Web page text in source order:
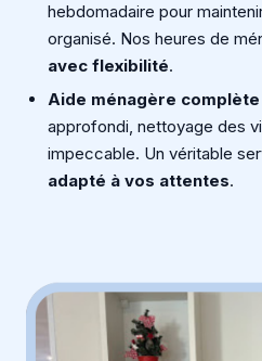
hebdomadaire pour
organisé. Nos heures de
avec flexibilité.
Aide ménagère complète
approfondi, nettoyage des
impeccable. Un véritable
adapté à vos attentes.